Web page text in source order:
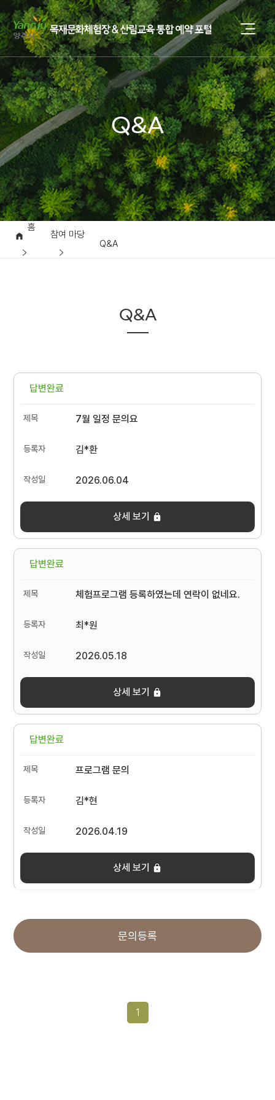
Q&A
홈
참여 마당
Q&A
Q&A
답변완료
7월 일정 문의요
김*환
2026.06.04
상세 보기
답변완료
체험프로그램 등록하였는데 연락이 없네요.
최*원
2026.05.18
상세 보기
답변완료
프로그램 문의
김*현
2026.04.19
상세 보기
문의등록
1